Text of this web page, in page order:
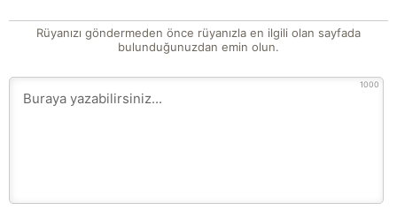
Rüyanızı göndermeden önce rüyanızla en ilgili olan sayfada
bulunduğunuzdan emin olun.
1000